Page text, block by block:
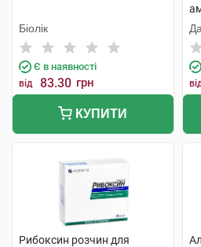
Біолік
Є в наявності
від 83.30 грн
КУПИТИ
Рибоксин розчин для